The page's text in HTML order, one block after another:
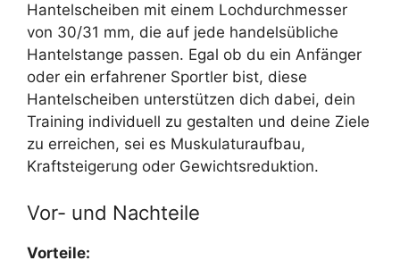
Hantelscheiben mit einem Lochdurchmesser
von 30/31 mm, die auf jede handelsübliche
Hantelstange passen. Egal ob du ein Anfänger
oder ein erfahrener Sportler bist, diese
Hantelscheiben unterstützen dich dabei, dein
Training individuell zu gestalten und deine Ziele
zu erreichen, sei es Muskulaturaufbau,
Kraftsteigerung oder Gewichtsreduktion.
Vor- und Nachteile
Vorteile: